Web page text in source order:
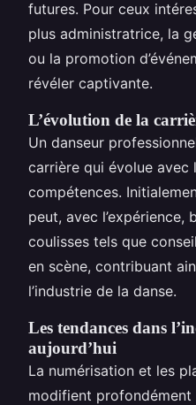
futures. Pour ceux
plus administratrice, la
ou la promotion
révéler captivante.
L’évolution de la
Un danseur
carrière qui évolue avec
compétences.
peut, avec l’expérience,
coulisses tels que
en scène, contribuant
l’industrie de la danse.
Les tendances dans
aujourd’hui
La numérisation et les
modifient profondément